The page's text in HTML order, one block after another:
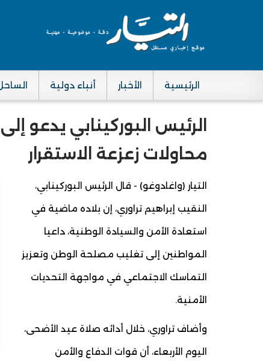
Main navigation
الرئيسية الأخبار أنباء دولية
الرئيس البوركينابي يدعو
محاولات زعزعة الاستقرار
التيار (واغادوغو) - قال الرئيس البوركينابي،
النقيب إبراهيم تراوري، إن بلاده ماضية في
استعادة الأمن والسيادة الوطنية، داعيا
المواطنين إلى تغليب مصلحة الوطن وتعزيز
التماسك الاجتماعي في مواجهة التحديات
الأمنية.
وأضاف تراوري، خلال أدائه صلاة عيد الأضحى،
اليوم الأربعاء، أن قوات الدفاع والأمن